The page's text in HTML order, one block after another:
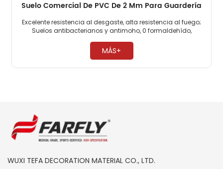
Suelo Comercial De PVC De 2 Mm Para Guardería
Excelente resistencia al desgaste, alta resistencia al fuego;
Suelos antibacterianos y antimoho, 0 formaldehído,
comerciales de PVC son muy resistentes a la presión. ​
MÁS+
WUXI TEFA DECORATION MATERIAL CO., LTD.